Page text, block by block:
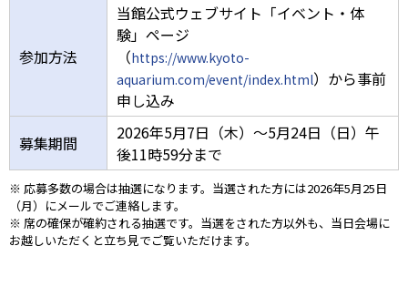
参加方法
当館公式ウェブサイト「イベント・体
験」ページ
（https://www.kyoto-
aquarium.com/event/index.html）から事前
申し込み
募集期間
2026年5月7日（木）～5月24日（日）午
後11時59分まで
※ 応募多数の場合は抽選になります。当選された方には2026年5月25日
（月）にメールでご連絡します。
※ 席の確保が確約される抽選です。当選をされた方以外も、当日会場に
お越しいただくと立ち見でご覧いただけます。